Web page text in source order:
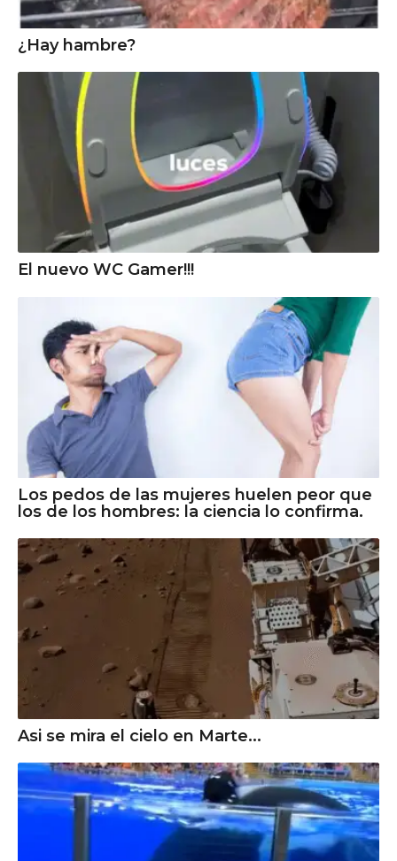
¿Hay hambre?
El nuevo WC Gamer!!!
Los pedos de las mujeres huelen peor que
los de los hombres: la ciencia lo confirma.
Asi se mira el cielo en Marte...